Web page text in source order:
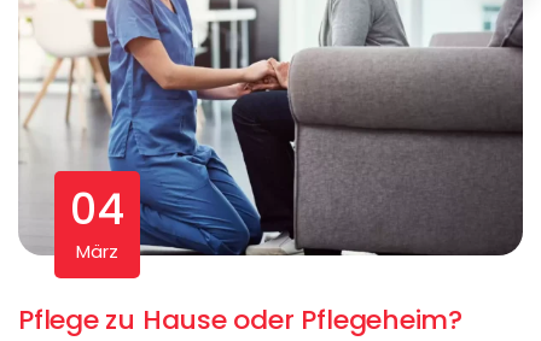
04
März
Pflege zu Hause oder Pflegeheim?